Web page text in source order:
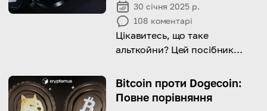
30 січня 2025 р.
108 коментарі
Цікавитесь, що таке
альткойни? Цей посібник
прикладів до процесу
покупки!
Bitcoin проти Dogecoin:
Повне порівняння